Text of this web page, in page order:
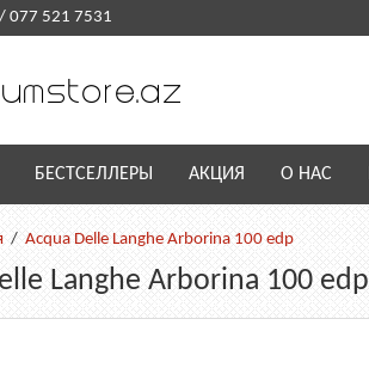
/ 077 521 7531
БЕСТСЕЛЛЕРЫ АКЦИЯ О НАС
Acqua Delle Langhe Arborina 100 edp
Langhe Arborina 100 edp